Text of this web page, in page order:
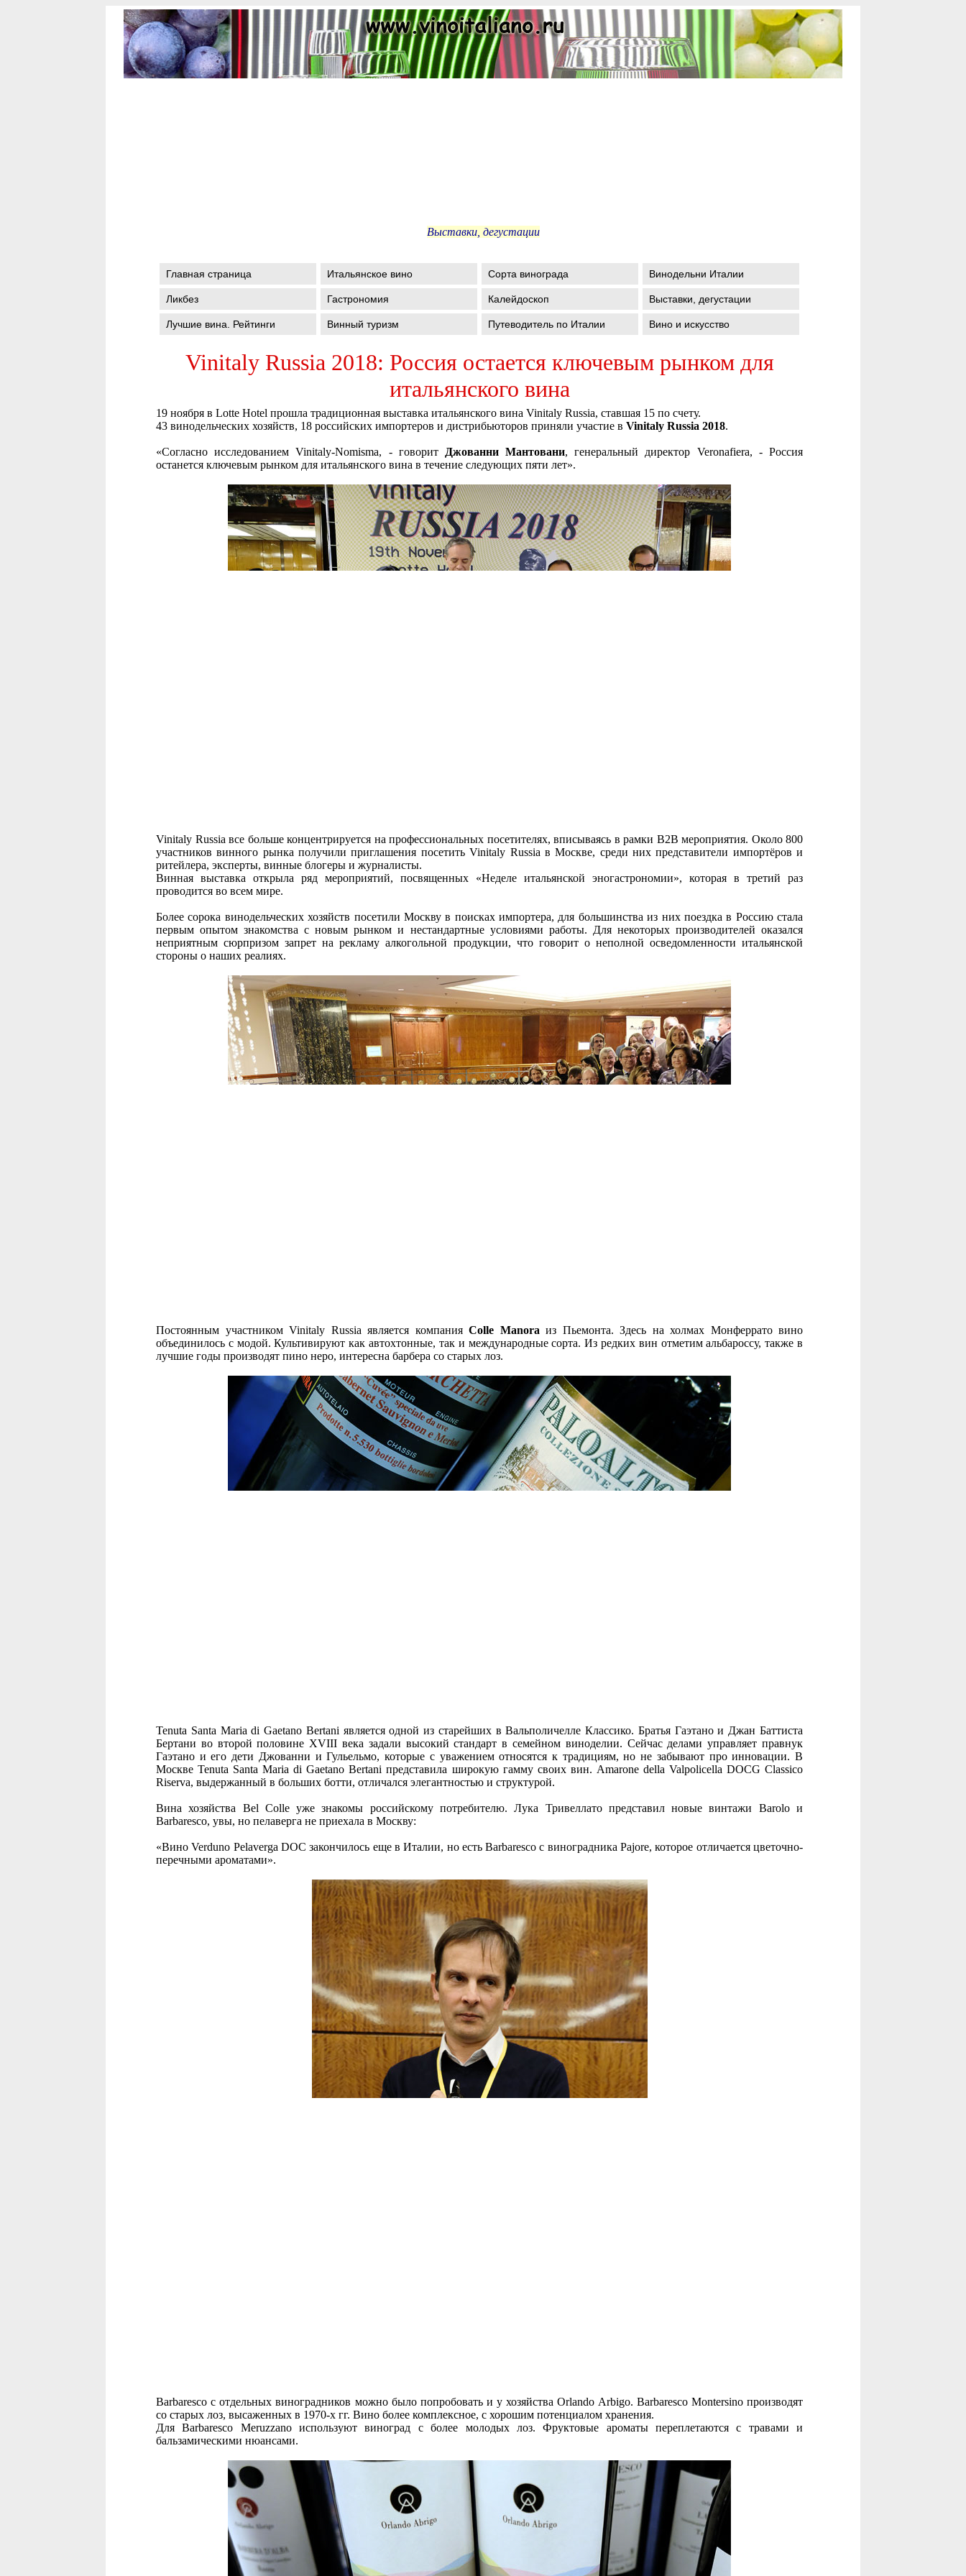
Выставки, дегустации
Главная страница Итальянское вино Сорта винограда Винодельни Италии
Ликбез Гастрономия Калейдоскоп Выставки, дегустации
Лучшие вина. Рейтинги Винный туризм Путеводитель по Италии Вино и искусство
Vinitaly Russia 2018: Россия остается ключевым рынком для
итальянского вина
19 ноября в Lotte Hotel прошла традиционная выставка итальянского вина Vinitaly Russia, ставшая 15 по счету.
43 винодельческих хозяйств, 18 российских импортеров и дистрибьюторов приняли участие в Vinitaly Russia 2018.
«Согласно исследованием Vinitaly-Nomisma, - говорит Джованни Мантовани, генеральный директор Veronafiera, - Россия
останется ключевым рынком для итальянского вина в течение следующих пяти лет».
Vinitaly Russia все больше концентрируется на профессиональных посетителях, вписываясь в рамки B2B мероприятия. Около 800
участников винного рынка получили приглашения посетить Vinitaly Russia в Москве, среди них представители импортёров и
ритейлера, эксперты, винные блогеры и журналисты.
Винная выставка открыла ряд мероприятий, посвященных «Неделе итальянской эногастрономии», которая в третий раз
проводится во всем мире.
Более сорока винодельческих хозяйств посетили Москву в поисках импортера, для большинства из них поездка в Россию стала
первым опытом знакомства с новым рынком и нестандартные условиями работы. Для некоторых производителей оказался
неприятным сюрпризом запрет на рекламу алкогольной продукции, что говорит о неполной осведомленности итальянской
стороны о наших реалиях.
Постоянным участником Vinitaly Russia является компания Colle Manora из Пьемонта. Здесь на холмах Монферрато вино
объединилось с модой. Культивируют как автохтонные, так и международные сорта. Из редких вин отметим альбароссу, также в
лучшие годы производят пино неро, интересна барбера со старых лоз.
Tenuta Santa Maria di Gaetano Bertani является одной из старейших в Вальполичелле Классико. Братья Гаэтано и Джан Баттиста
Бертани во второй половине XVIII века задали высокий стандарт в семейном виноделии. Сейчас делами управляет правнук
Гаэтано и его дети Джованни и Гульельмо, которые с уважением относятся к традициям, но не забывают про инновации. В
Москве Tenuta Santa Maria di Gaetano Bertani представила широкую гамму своих вин. Amarone della Valpolicella DOCG Classico
Riserva, выдержанный в больших ботти, отличался элегантностью и структурой.
Вина хозяйства Bel Colle уже знакомы российскому потребителю. Лука Тривеллато представил новые винтажи Barolo и
Barbaresco, увы, но пелаверга не приехала в Москву:
«Вино Verduno Pelaverga DOC закончилось еще в Италии, но есть Barbaresco с виноградника Pajore, которое отличается цветочно-
перечными ароматами».
Barbaresco с отдельных виноградников можно было попробовать и у хозяйства Orlando Arbigo. Barbaresco Montersino производят
со старых лоз, высаженных в 1970-х гг. Вино более комплексное, с хорошим потенциалом хранения.
Для Barbaresco Meruzzano используют виноград с более молодых лоз. Фруктовые ароматы переплетаются с травами и
бальзамическими нюансами.